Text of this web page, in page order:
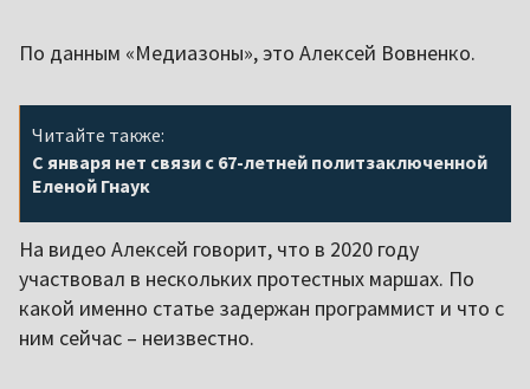
По данным «Медиазоны», это Алексей Вовненко.
Читайте также:
С января нет связи с 67-летней политзаключенной
Еленой Гнаук
На видео Алексей говорит, что в 2020 году
участвовал в нескольких протестных маршах. По
какой именно статье задержан программист и что с
ним сейчас – неизвестно.